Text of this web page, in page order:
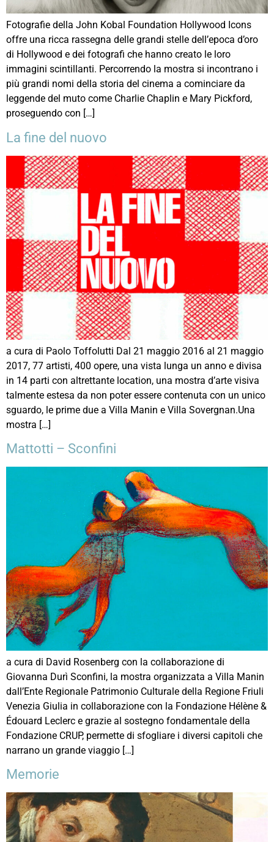
Fotografie della John Kobal Foundation Hollywood Icons
offre una ricca rassegna delle grandi stelle dell’epoca d’oro
di Hollywood e dei fotografi che hanno creato le loro
immagini scintillanti. Percorrendo la mostra si incontrano i
più grandi nomi della storia del cinema a cominciare da
leggende del muto come Charlie Chaplin e Mary Pickford,
proseguendo con […]
La fine del nuovo
a cura di Paolo Toffolutti Dal 21 maggio 2016 al 21 maggio
2017, 77 artisti, 400 opere, una vista lunga un anno e divisa
in 14 parti con altrettante location, una mostra d’arte visiva
talmente estesa da non poter essere contenuta con un unico
sguardo, le prime due a Villa Manin e Villa Sovergnan.Una
mostra […]
Mattotti – Sconfini
a cura di David Rosenberg con la collaborazione di
Giovanna Durì Sconfini, la mostra organizzata a Villa Manin
dall’Ente Regionale Patrimonio Culturale della Regione Friuli
Venezia Giulia in collaborazione con la Fondazione Hélène &
Édouard Leclerc e grazie al sostegno fondamentale della
Fondazione CRUP, permette di sfogliare i diversi capitoli che
narrano un grande viaggio […]
Memorie